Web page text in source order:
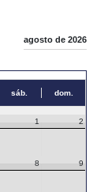
agosto de 2026
sáb. dom.
1 2
8 9